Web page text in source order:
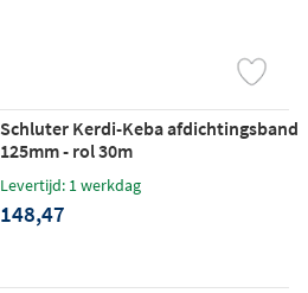
Schluter Kerdi-Keba afdichtingsband
125mm - rol 30m
Levertijd: 1 werkdag
148,47